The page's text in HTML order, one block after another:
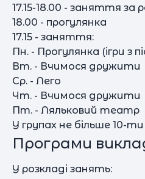
17.15-18.00 - заняття за
18.00 - прогулянка
17.15 - заняття:
Пн. - Прогулянка (ігри з
Вт. - Вчимося дружити
Ср. - Лего
Чт. - Вчимося дружити
Пт. - Ляльковий театр
У групах не більше 10-
Програми
У розкладі занять: